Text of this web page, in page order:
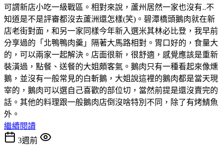
可謂新店小吃一級戰區。相對來說，蘆州居然一家也沒有..不
知道是不是評審都沒去蘆洲還怎樣(笑)。碧潭橋頭鵝肉就在新
店老街對面，和另一家同樣今年新入選米其林必比登，我早前
分享過的「北鴨鴨肉羹」隔著大馬路相對。胃口好的，食量大
的，可以兩家一起解決。店面很新，很舒適，感覺應該是重新
裝潢過，點餐、送餐的大姐頗客氣。鵝肉只有一種看起來像燻
鵝，並沒有一般常見的白斬鵝，大姐說這裡的鵝肉都是當天現
宰的，鵝肉可以選自己喜歡的部位切，當然前提是還沒賣完的
話。其他的料理跟一般鵝肉店倒沒啥特別不同，除了有烤鯖魚
外。
繼續閱讀
3週前